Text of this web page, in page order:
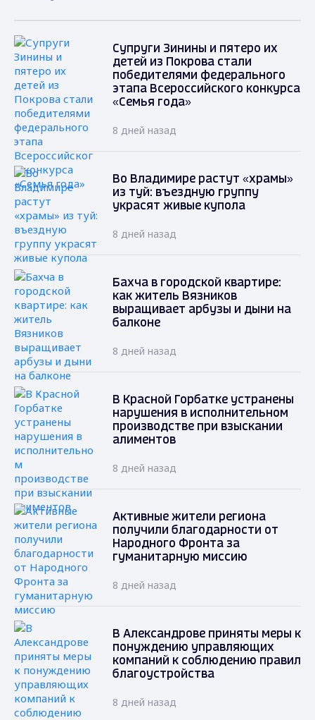
Супруги Зинины и пятеро их
детей из Покрова стали
победителями федерального
этапа Всероссийского конкурса
«Семья года»
8 дней назад
Во Владимире растут «храмы»
из туй: въездную группу
украсят живые купола
8 дней назад
Бахча в городской квартире:
как житель Вязников
выращивает арбузы и дыни на
балконе
8 дней назад
В Красной Горбатке устранены
нарушения в исполнительном
производстве при взыскании
алиментов
8 дней назад
Активные жители региона
получили благодарности от
Народного Фронта за
гуманитарную миссию
8 дней назад
В Александрове приняты меры к
понуждению управляющих
компаний к соблюдению правил
благоустройства
8 дней назад